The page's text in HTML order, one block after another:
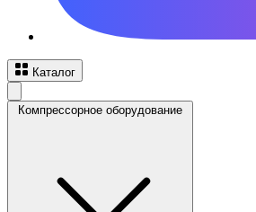
Каталог
Компрессорное оборудование